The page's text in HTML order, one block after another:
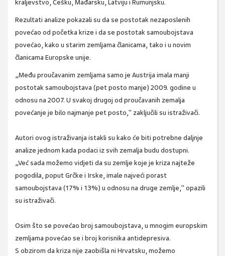
kraljevstvo, Češku, Mađarsku, Latviju i Rumunjsku.
Rezultati analize pokazali su da se postotak nezaposlenih
povećao od početka krize i da se postotak samoubojstava
povećao, kako u starim zemljama članicama, tako i u novim
članicama Europske unije.
„Među proučavanim zemljama samo je Austrija imala manji
postotak samoubojstava (pet posto manje) 2009. godine u
odnosu na 2007. U svakoj drugoj od proučavanih zemalja
povećanje je bilo najmanje pet posto," zaključili su istraživači.
Autori ovog istraživanja istakli su kako će biti potrebne daljnje
analize jednom kada podaci iz svih zemalja budu dostupni.
„Već sada možemo vidjeti da su zemlje koje je kriza najteže
pogodila, poput Grčke i Irske, imale najveći porast
samoubojstava (17% i 13%) u odnosu na druge zemlje," opazili
su istraživači.
Osim što se povećao broj samoubojstava, u mnogim europskim
zemljama povećao se i broj korisnika antidepresiva.
S obzirom da kriza nije zaobišla ni Hrvatsku, možemo